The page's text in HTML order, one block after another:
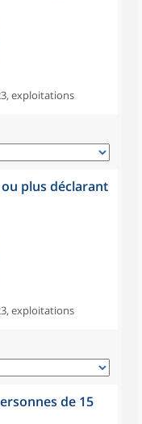
exploitations
ou plus déclarant
exploitations
de 15